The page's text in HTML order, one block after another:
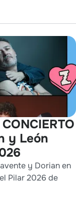
y León
y Dorian en
Pilar 2026 de